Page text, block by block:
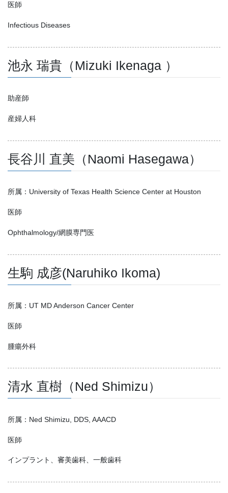
医師
Infectious Diseases
池永 瑞貴（Mizuki Ikenaga ）
助産師
産婦人科
長谷川 直美（Naomi Hasegawa）
所属：University of Texas Health Science Center at Houston
医師
Ophthalmology/網膜専門医
生駒 成彦(Naruhiko Ikoma)
所属：UT MD Anderson Cancer Center
医師
腫瘍外科
清水 直樹（Ned Shimizu）
所属：Ned Shimizu, DDS, AAACD
医師
インプラント、審美歯科、一般歯科